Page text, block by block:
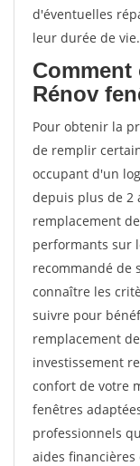
d'éventuelles
leur durée de vie.
Rénov
Pour obtenir la
de remplir
occupant d'un
depuis plus de 2
remplacement
performants sur
recommandé de
connaître les
suivre pour
remplacement
investissement
confort de votre
fenêtres
professionnels
aides